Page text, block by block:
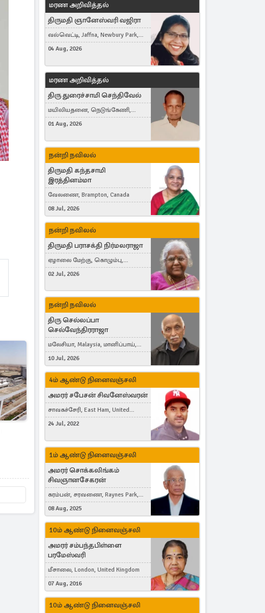
மரண அறிவித்தல்
திருமதி ஞானேஸ்வரி வஜிரா
வல்வெட்டி, Jaffna, Newbury Park,
United Kingdom
04 Aug, 2026
மரண அறிவித்தல்
திரு துரைச்சாமி செந்திவேல்
மயிலியதனை, நெடுங்கேணி,
கம்பர்மலை
01 Aug, 2026
நன்றி நவிலல்
திருமதி கந்தசாமி
இரத்தினம்மா
வேலணை, Brampton, Canada
08 Jul, 2026
நன்றி நவிலல்
திருமதி பராசக்தி நிர்மலராஜா
ஏழாலை மேற்கு, கொழும்பு,
தங்காலை, London, United Kingdom
02 Jul, 2026
நன்றி நவிலல்
திரு செல்லப்பா
செல்வேந்திரராஜா
மலேசியா, Malaysia, மானிப்பாய்,
Duisburg, Germany, London, United
Kingdom
10 Jul, 2026
4ம் ஆண்டு நினைவஞ்சலி
அமரர் சபேசன் சிவனேஸ்வரன்
சாவகச்சேரி, East Ham, United
Kingdom
24 Jul, 2022
1ம் ஆண்டு நினைவஞ்சலி
அமரர் சொக்கலிங்கம்
சிவஞானசேகரன்
கரம்பன், சரவணை, Raynes Park,
London, United Kingdom
08 Aug, 2025
10ம் ஆண்டு நினைவஞ்சலி
அமரர் சம்பந்தபிள்ளை
பரமேஸ்வரி
மீசாலை, London, United Kingdom
07 Aug, 2016
10ம் ஆண்டு நினைவஞ்சலி